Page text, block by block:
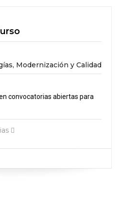
Modernización y Calidad
convocatorias abiertas para